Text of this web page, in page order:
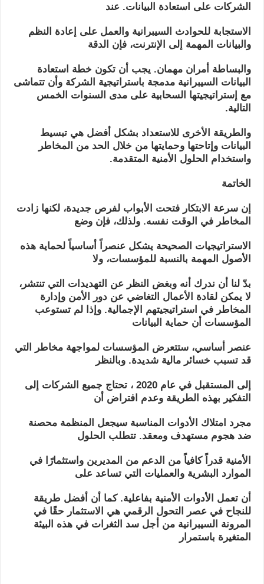
الشركات على استعادة البيانات. عند
الاستجابة للحوادث السيبرانية والعمل على إعادة النظم
والبيانات المهمة إلى الإنترنت، فإن الدقة
والبساطة أمران مهمان. يجب أن تكون خطة استعادة
البيانات السيبرانية مدمجة باستراتيجية الشركة وأن تتماشى
مع إستراتيجيتها السحابية على مدى السنوات الخمس
التالية.
والطريقة الأخرى للاستعداد بشكل أفضل هي تبسيط
البيانات وإتاحتها وحمايتها من خلال الحد من المخاطر
واستخدام الحلول الأمنية المتقدمة.
الخاتمة
إن سرعة الابتكار فتحت الأبواب لفرص جديدة، لكنها زادت
المخاطر في الوقت نفسه. ولذلك، فإن وضع
الاستراتيجيات الصحيحة يشكل عنصراً أساسياً لحماية هذه
الأصول المهمة بالنسبة للمؤسسات، ولا
بدّ لنا أن ندرك أنه وبغض النظر عن التهديدات التي تنتشر،
لا يمكن لقادة الأعمال التغاضي عن دور الأمن وإدارة
المخاطر في استراتيجيتهم الإجمالية. وإذا لم تستوعب
المؤسسات أن حماية البيانات
عنصر أساسي، ستتعرض المؤسسات لمواجهة مخاطر التي
قد تسبب خسائر مالية شديدة. وبالنظر
إلى المستقبل في عام 2020 ، تحتاج جميع الشركات إلى
التفكير بهذه الطريقة وعدم افتراض أن
مجرد امتلاك الأدوات المناسبة سيجعل المنظمة محصنة
ضد هجوم مستهدف ومعقد. تتطلب الحلول
الأمنية قدراً كافياً من الدعم من المديرين واستثمارًا في
الموارد البشرية والعمليات التي تساعد على
أن تعمل الأدوات الأمنية بفاعلية. كما أن أفضل طريقة
للنجاح في عصر التحول الرقمي هي الاستثمار حقًا في
المرونة السيبرانية من أجل سد الثغرات في هذه البيئة
المتغيرة باستمرار